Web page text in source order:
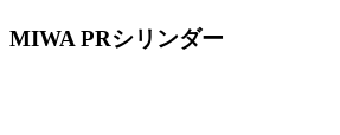
MIWA PRシリンダー